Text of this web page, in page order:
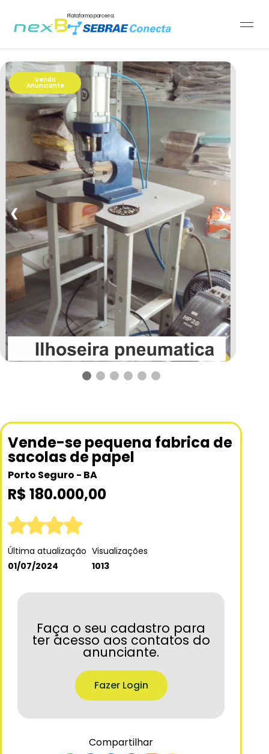
Plataforma parceira:
Venda
Anunciante
❮ ❯
Vende-se pequena fabrica de
sacolas de papel
Porto Seguro - BA
R$ 180.000,00
Última atualização
01/07/2024
Visualizações
1013
Faça o seu cadastro para
ter acesso aos contatos do
anunciante.
Fazer Login
Compartilhar